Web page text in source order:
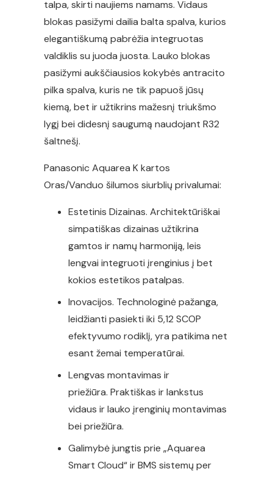
talpa, skirti naujiems namams. Vidaus
blokas pasižymi dailia balta spalva, kurios
elegantiškumą pabrėžia integruotas
valdiklis su juoda juosta. Lauko blokas
pasižymi aukščiausios kokybės antracito
pilka spalva, kuris ne tik papuoš jūsų
kiemą, bet ir užtikrins mažesnį triukšmo
lygį bei didesnį saugumą naudojant R32
šaltnešį.
Panasonic Aquarea K kartos
Oras/Vanduo šilumos siurblių privalumai:
Estetinis Dizainas. Architektūriškai
simpatiškas dizainas užtikrina
gamtos ir namų harmoniją, leis
lengvai integruoti įrenginius į bet
kokios estetikos patalpas.
Inovacijos. Technologinė pažanga,
leidžianti pasiekti iki 5,12 SCOP
efektyvumo rodiklį, yra patikima net
esant žemai temperatūrai.
Lengvas montavimas ir
priežiūra. Praktiškas ir lankstus
vidaus ir lauko įrenginių montavimas
bei priežiūra.
Galimybė jungtis prie „Aquarea
Smart Cloud“ ir BMS sistemų per